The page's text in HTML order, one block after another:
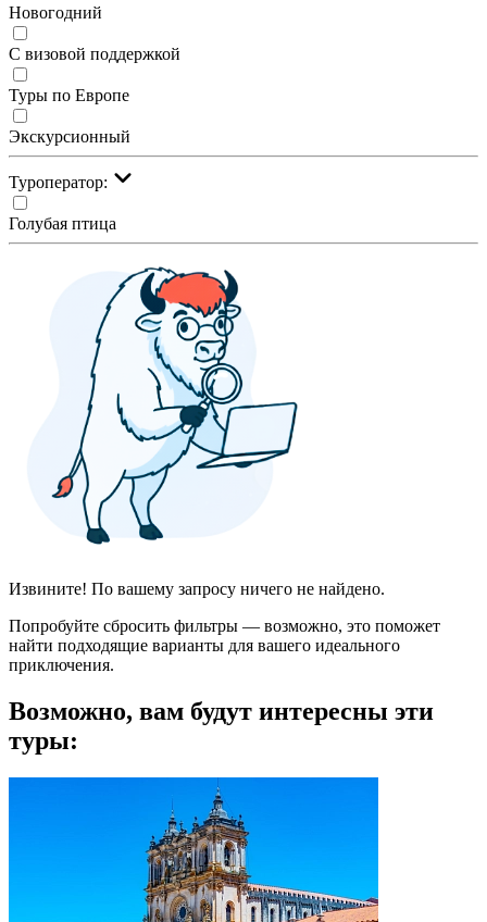
Новогодний
С визовой поддержкой
Туры по Европе
Экскурсионный
Туроператор:
Голубая птица
Извините! По вашему запросу ничего не найдено.
Попробуйте сбросить фильтры — возможно, это поможет
найти подходящие варианты для вашего идеального
приключения.
Возможно, вам будут интересны эти
туры: